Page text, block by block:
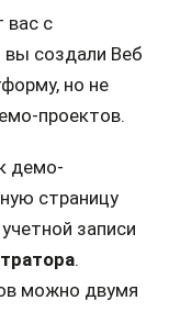
вас с
вы создали Веб
но не
проектов.
демо-
страницу
записи
.
можно двумя